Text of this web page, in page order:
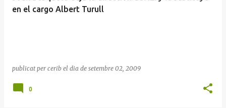
en el cargo Albert Turull
publicat per cerib el dia de setembre 02, 2009
0